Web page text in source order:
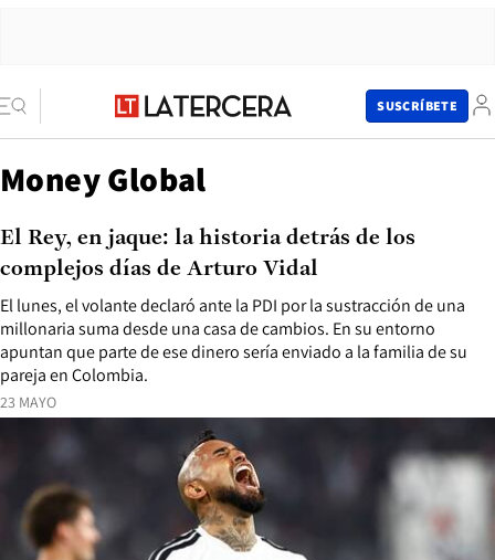
SUSCRÍBETE
Money Global
23 MAYO
El lunes, el volante declaró ante la PDI por la sustracción de una
millonaria suma desde una casa de cambios. En su entorno
apuntan que parte de ese dinero sería enviado a la familia de su
pareja en Colombia.
El Rey, en jaque: la historia detrás de los
complejos días de Arturo Vidal